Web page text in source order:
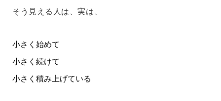
そう見える人は、実は、
小さく始めて
小さく続けて
小さく積み上げている